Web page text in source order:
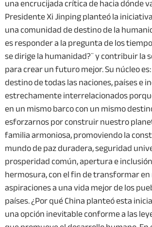
Presidente Xi Jinping planteó la
una comunidad de destino de la
es responder a la pregunta de los
se dirige la humanidad?¨ y contribuir la
para crear un futuro mejor. Su núcleo
destino de todas las naciones, países e
estrechamente interrelacionados
en un mismo barco con un mismo
esforzarnos por construir nuestro
familia armoniosa, promoviendo la
mundo de paz duradera, seguridad
prosperidad común, apertura e
hermosura, con el fin de transformar
aspiraciones a una vida mejor de los
países. ¿Por qué China planteó esta
una opción inevitable conforme a las